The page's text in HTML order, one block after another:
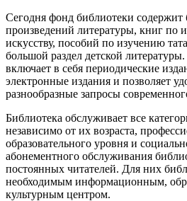
Сегодня фонд библиотеки содержит
произведений литературы, книг по
искусству, пособий по изучению
большой раздел детской
включает в себя периодические
электронные издания и позволяет
разнообразные запросы
Библиотека обслуживает все
независимо от их возраста,
образовательного уровня и
абонементного обслуживания
постоянных читателей. Для них
необходимым информационным,
культурным центром.